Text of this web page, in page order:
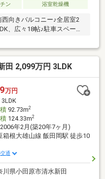
ン 浴室乾燥機
向きバルコニー♪全居室2
、広々18帖♪駐車スペース
田 2,099万円 3LDK
万円
3LDK
92.73m2
124.33m2
2006年2月(築20年7ヶ月)
箱根大雄山線 飯田岡駅 徒歩10
通
川県小田原市清水新田